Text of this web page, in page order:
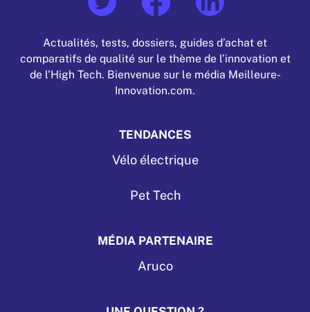
Actualités, tests, dossiers, guides d’achat et
comparatifs de qualité sur le thème de l’innovation et
de l'High Tech. Bienvenue sur le média Meilleure-
Innovation.com.
TENDANCES
Vélo électrique
Pet Tech
MÉDIA PARTENAIRE
Aruco